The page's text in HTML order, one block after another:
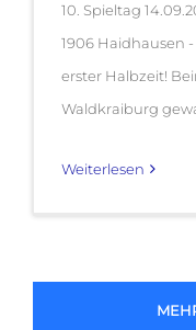
10. Spieltag
1906 Haidhausen
erster Halbzeit!
Waldkraiburg
Weiterlesen